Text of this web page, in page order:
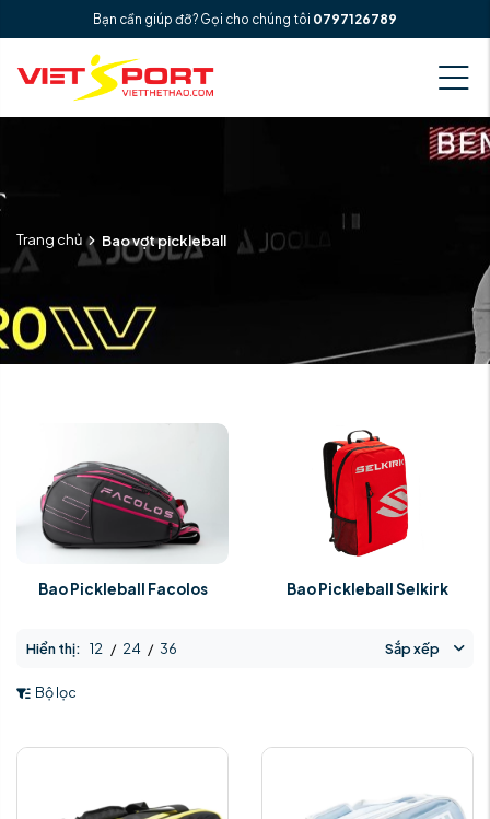
Bạn cần giúp đỡ? Gọi cho chúng tôi 0797126789
Trang chủ Bao vợt pickleball
Bao Pickleball Facolos Bao Pickleball Selkirk
Hiển thị: 12 / 24 / 36 Sắp xếp
Bộ lọc